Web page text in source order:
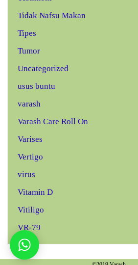
Tidak Nafsu Makan
Tipes
Tumor
Uncategorized
usus buntu
varash
Varash Care Roll On
Varises
Vertigo
virus
Vitamin D
Vitiligo
VR-79